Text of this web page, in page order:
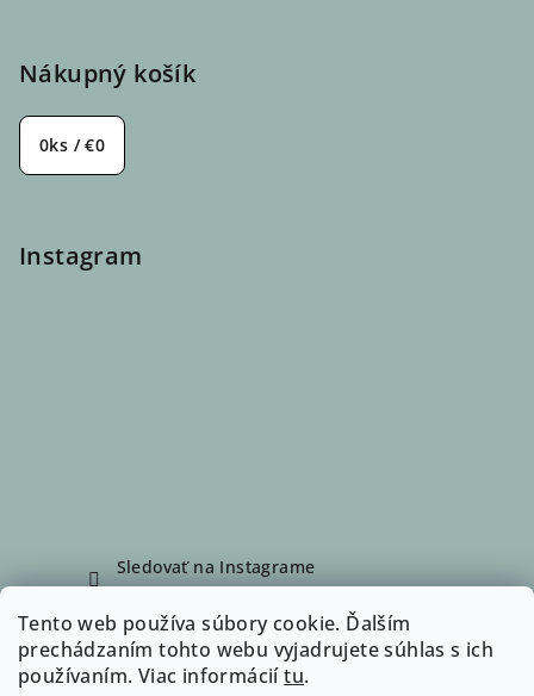
Tento web používa súbory cookie. Ďalším
prechádzaním tohto webu vyjadrujete súhlas s ich
používaním. Viac informáciítu.
Nákupný košík
0ks /€0
Instagram
Sledovať na Instagrame
Facebook